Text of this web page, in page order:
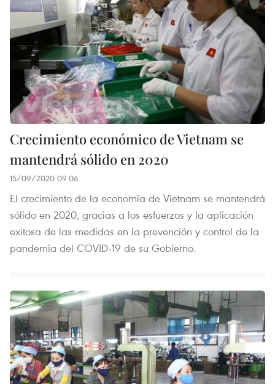
Crecimiento económico de Vietnam se
mantendrá sólido en 2020
15/09/2020 09:06
El crecimiento de la economía de Vietnam se mantendrá
sólido en 2020, gracias a los esfuerzos y la aplicación
exitosa de las medidas en la prevención y control de la
pandemia del COVID-19 de su Gobierno.